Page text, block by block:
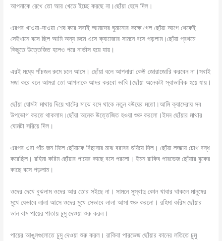
আপনাকে রেখে তো আর খেতে ইচ্ছে করছে না।ছোঁয়া হেসে দিল।
এরপর খাওয়া-দাওয়া শেষ করে সবাই আমাদের ঘুমানোর কক্ষে গেল ছোঁয়া আগে থেকেই
সেইখানে বসে ছিল আমি অন্য রুমে এসে ক্যামেরার সামনে বসে পড়লাম।ছোঁয়া প্রথমে
কিছুতে উত্তেজিত হলেও পরে নার্ভাস হয়ে যায়।
এরই মধ্যে পাঁচজন রুমে চলে আসে। ছোঁয়া বলে আপনারা কেউ জোরাজোরি করবেন না।সবাই
মজা করে বলে আমরা তো আপনাকে আদর করবো ভাবি।ছোঁয়া অনেকটা স্বাভাবিক হয়ে যায়।
ছোঁয়া ঘোমটা মাথায় দিয়ে খাটের মাঝে বসে থাকে নতুন বউয়ের মতো।আমি ক্যামেরায় সব
উপভোগ করতে থাকলাম।ছোঁয়া অনেক উত্তেজিত হওয়া শুরু করলো।ইমন ছোঁয়ার মাথার
ঘোমটা সরিয়ে দিল।
এরপর ওরা পাঁচ জন মিলে ছোঁয়াকে বিছানার মাঝ বরাবর শুয়িয়ে দিল। ছোঁয়া লজ্জায় চোখ বন্ধ
করেছিল। রহিমা করিম ছোঁয়ার পায়ের কাছে বসে পরলো। ইমন রাকিব পারভেজ ছোঁয়ার বুকের
কাছে বসে পড়লাম।
ওদের দেখে বুঝলাম ওদের আর তোর সইছে না। সামনে সুস্বাদু কোন খাবার থাকলে মানুষের
মুখে যেভাবে লালা আসে ওদের মুখে সেভাবে লালা আসা শুরু করলো। রহিমা করিম ছোঁয়ার
ডান বাম পায়ের পাতায় চুমু দেওয়া শুরু করল।
পায়ের আঙুলগুলোতে চুমু দেওয়া শুরু করল। রাকিবা পারভেজ ছোঁয়ার কানের লতিতে চুমু